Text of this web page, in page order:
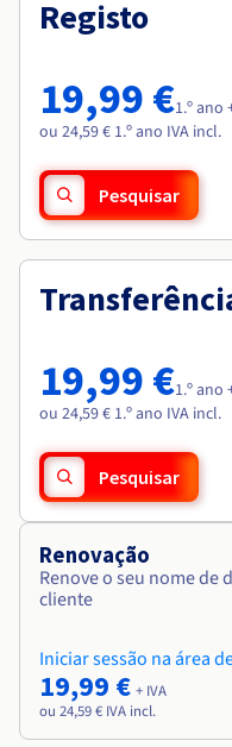
Preços
Roadmap & Changelog
Observabilidade
Roadmap & Changelog
Roadmap & Changelog
Roadmap & Changelog
Roadmap & Changelog
Registo
19,99 €1.º ano
ou 24,59 € 1.º ano IVA incl.
Pesquisar
19,99 €1.º ano
ou 24,59 € 1.º ano IVA incl.
Pesquisar
Renovação
Renove o seu nome de
cliente
Iniciar sessão na área
19,99 € + IVA
ou 24,59 € IVA incl.